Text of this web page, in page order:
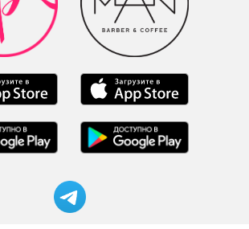
загрузить
в
Google
Мобильное
приложение
Professional
загрузить
Мобильное
приложение
Professional
загрузить
Google
Play
Мобильное
приложение
загрузить
в
Мобильное
приложение
Магазин
профессиональной